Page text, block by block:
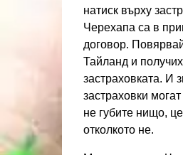
натиск върху
Черехапа са в
договор.
Тайланд и
застраховката. И
застраховки
не губите нищо,
отколкото не.